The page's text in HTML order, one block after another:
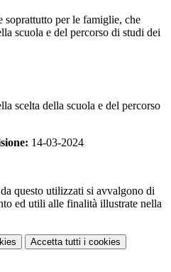
soprattutto per le famiglie, che
scuola e del percorso di studi dei
scelta della scuola e del percorso
14-03-2024
questo utilizzati si avvalgono di
ed utili alle finalità illustrate nella
Accetta tutti i cookies